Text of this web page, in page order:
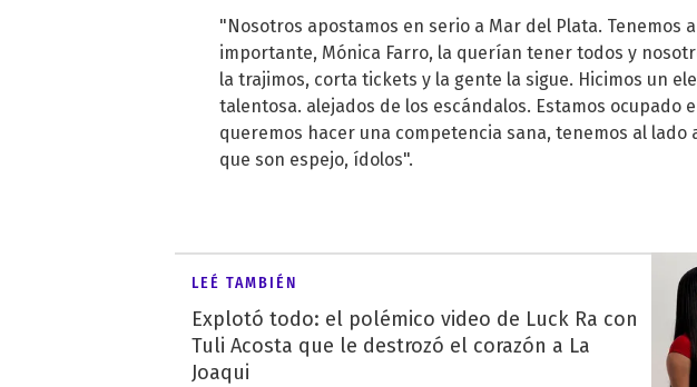
"Nosotros apostamos en serio a Mar del Plata. Tenemos
importante, Mónica Farro, la querían tener todos y
la trajimos, corta tickets y la gente la sigue. Hicimos un
talentosa. alejados de los escándalos. Estamos ocupado
queremos hacer una competencia sana, tenemos al lado
que son espejo, ídolos".
LEÉ TAMBIÉN
Explotó todo: el polémico video de Luck Ra con
Tuli Acosta que le destrozó el corazón a La
Joaqui